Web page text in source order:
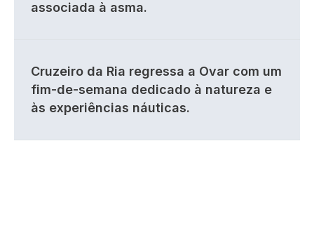
associada à asma.
Cruzeiro da Ria regressa a Ovar com um
fim-de-semana dedicado à natureza e
às experiências náuticas.